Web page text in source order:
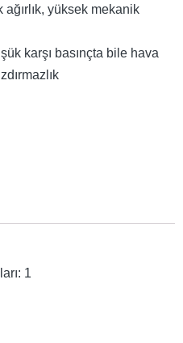
ağırlık, yüksek mekanik
karşı basınçta bile hava
1